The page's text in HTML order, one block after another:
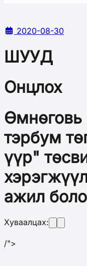
2020-08-30
ШУУД
Онцлох
Өмнөговь
тэрбум
үүр"
ажил
Хуваалцах:
/">